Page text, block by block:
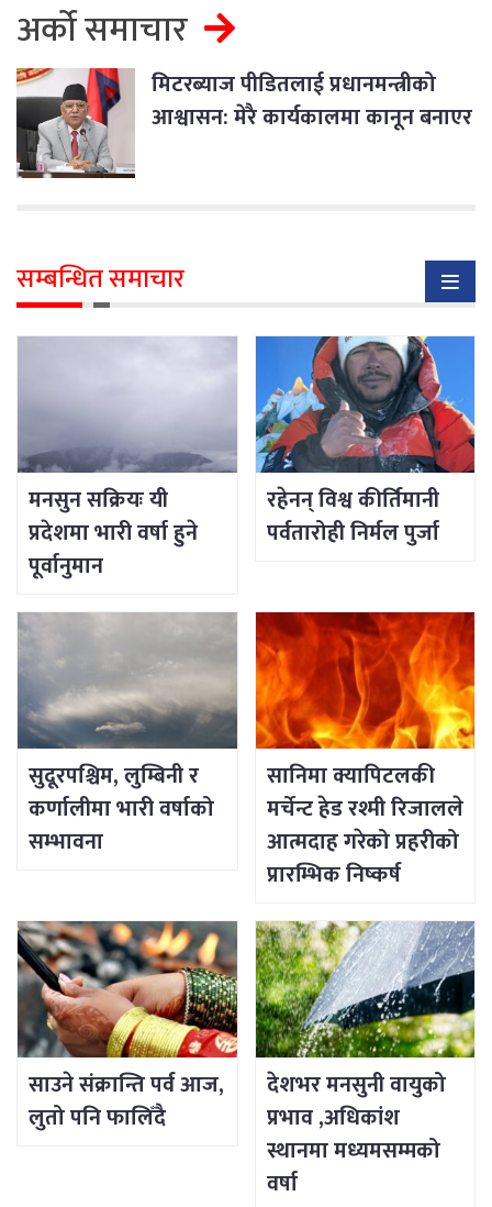
अर्को समाचार
मिटरब्याज पीडितलाई प्रधानमन्त्रीको
आश्वासन: मेरै कार्यकालमा कानून बनाएर
सम्बन्धित समाचार
मनसुन सक्रियः यी
प्रदेशमा भारी वर्षा हुने
पूर्वानुमान
रहेनन् विश्व कीर्तिमानी
पर्वतारोही निर्मल पुर्जा
सुदूरपश्चिम, लुम्बिनी र
कर्णालीमा भारी वर्षाको
सम्भावना
सानिमा क्यापिटलकी
मर्चेन्ट हेड रश्मी रिजालले
आत्मदाह गरेको प्रहरीको
प्रारम्भिक निष्कर्ष
साउने संक्रान्ति पर्व आज,
लुतो पनि फालिँदै
देशभर मनसुनी वायुको
प्रभाव ,अधिकांश
स्थानमा मध्यमसम्मको
वर्षा